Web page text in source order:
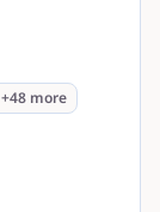
+48 more